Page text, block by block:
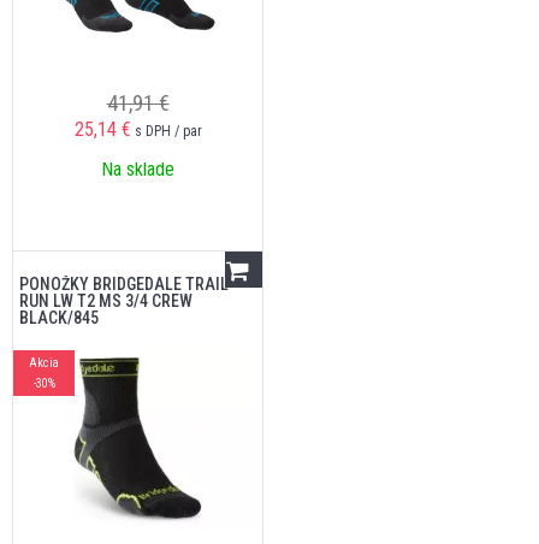
41,91 €
25,14 € s DPH / par
Na sklade
PONOŽKY BRIDGEDALE TRAIL
RUN LW T2 MS 3/4 CREW
BLACK/845
Akcia
-30%